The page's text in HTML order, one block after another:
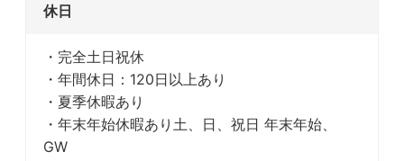
休日
・完全土日祝休
・年間休日：120日以上あり
・夏季休暇あり
・年末年始休暇あり土、日、祝日 年末年始、
GW